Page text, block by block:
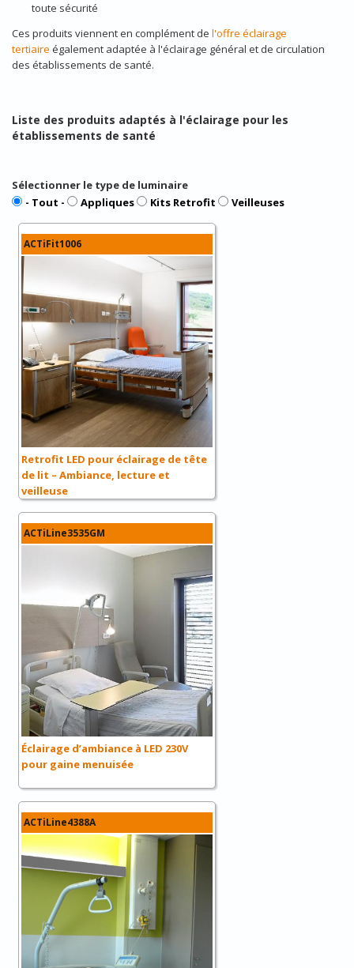
toute sécurité
Ces produits viennent en complément de l'offre éclairage
tertiaire également adaptée à l'éclairage général et de circulation
des établissements de santé.
Liste des produits adaptés à l'éclairage pour les
établissements de santé
Sélectionner le type de luminaire
- Tout -
Appliques Kits Retrofit Veilleuses
ACTiFit1006
Retrofit LED pour éclairage de tête
de lit – Ambiance, lecture et
veilleuse
ACTiLine3535GM
Éclairage d’ambiance à LED 230V
pour gaine menuisée
ACTiLine4388A